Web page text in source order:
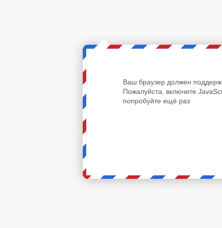
Ваш браузер должен
Пожалуйста, включите
попробуйте ещё раз